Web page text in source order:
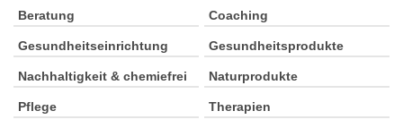
Beratung Coaching
Gesundheitseinrichtung Gesundheitsprodukte
Nachhaltigkeit & chemiefrei Naturprodukte
Pflege Therapien